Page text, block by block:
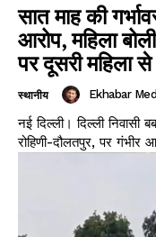
सात माह की
आरोप, महिला
पर दूसरी महिला
स्थानीय Ekhabar
नई दिल्ली। दिल्ली निवासी
रोहिणी-दौलतपुर, पर गंभीर